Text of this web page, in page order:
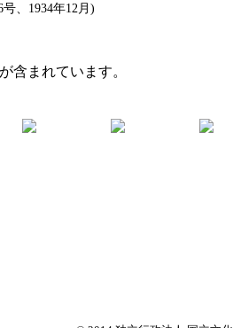
、1934年12月)
含まれています。